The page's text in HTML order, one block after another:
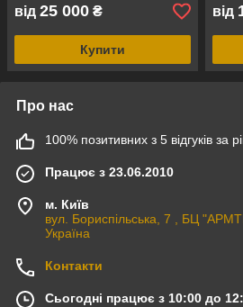
від 25 000 ₴
Купити
від
Про нас
100% позитивних з 5 відгуків за
Працює з 23.06.2010
м. Київ
вул. Бориспільська, 7 , БЦ
Україна
Контакти
Сьогодні працює з 10:00 до